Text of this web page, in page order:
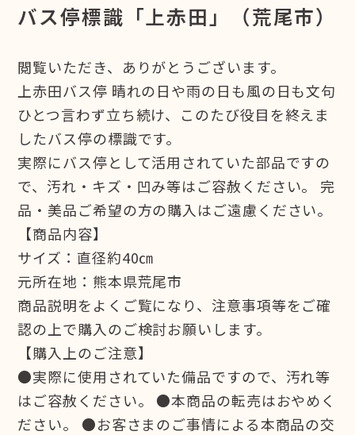
バス停標識「上赤田」（荒尾市）
閲覧いただき、ありがとうございます。
上赤田バス停 晴れの日や雨の日も風の日も文句
ひとつ言わず立ち続け、このたび役目を終えま
したバス停の標識です。
実際にバス停として活用されていた部品ですの
で、汚れ・キズ・凹み等はご容赦ください。 完
品・美品ご希望の方の購入はご遠慮ください。
【商品内容】
サイズ：直径約40㎝
元所在地：熊本県荒尾市
商品説明をよくご覧になり、注意事項等をご確
認の上で購入のご検討お願いします。
【購入上のご注意】
●実際に使用されていた備品ですので、汚れ等
はご容赦ください。 ●本商品の転売はおやめく
ださい。 ●お客さまのご事情による本商品の交